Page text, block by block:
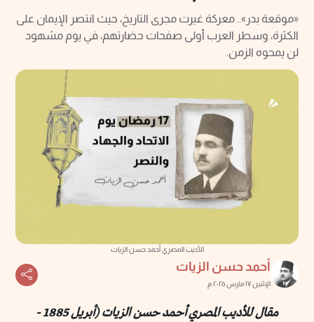
«موقعة بدر».. معركة غيرت مجرى التاريخ، حيث انتصر الإيمان على
الكثرة، وسطر العرب أولى صفحات حضارتهم، في يوم مشهود
لن يمحوه الزمن.
الأديب المصري أحمد حسن الزيات
أحمد حسن الزيات
الإثنين ١٧ مارس ٢٠٢٥ م
مقال للأديب المصري أحمد حسن الزيات (أبريل 1885 -